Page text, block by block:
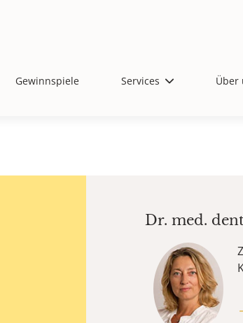
Gewinnspiele Services Über
Dr. med.